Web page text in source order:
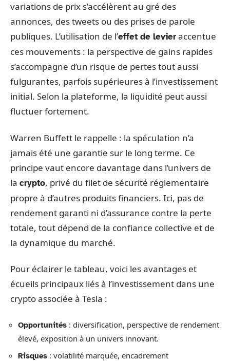
variations de prix s’accélèrent au gré des
annonces, des tweets ou des prises de parole
publiques. L’utilisation de l’effet de levieraccentue
ces mouvements : la perspective de gains rapides
s’accompagne d’un risque de pertes tout aussi
fulgurantes, parfois supérieures à l’investissement
initial. Selon la plateforme, la liquidité peut aussi
fluctuer fortement.
Warren Buffett le rappelle : la spéculation n’a
jamais été une garantie sur le long terme. Ce
principe vaut encore davantage dans l’univers de
la crypto, privé du filet de sécurité réglementaire
propre à d’autres produits financiers. Ici, pas de
rendement garanti ni d’assurance contre la perte
totale, tout dépend de la confiance collective et de
la dynamique du marché.
Pour éclairer le tableau, voici les avantages et
écueils principaux liés à l’investissement dans une
crypto associée à Tesla :
Opportunités : diversification, perspective de rendement
élevé, exposition à un univers innovant.
Risques : volatilité marquée, encadrement